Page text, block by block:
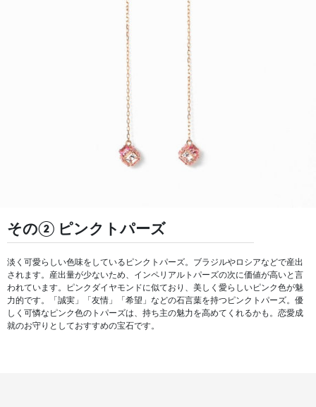
その② ピンクトパーズ
淡く可愛らしい色味をしているピンクトパーズ。ブラジルやロシアなどで産出
されます。産出量が少ないため、インペリアルトパーズの次に価値が高いと言
われています。ピンクダイヤモンドに似ており、美しく愛らしいピンク色が魅
力的です。「誠実」「友情」「希望」などの石言葉を持つピンクトパーズ。優
しく可憐なピンク色のトパーズは、持ち主の魅力を高めてくれるかも。恋愛成
就のお守りとしておすすめの宝石です。